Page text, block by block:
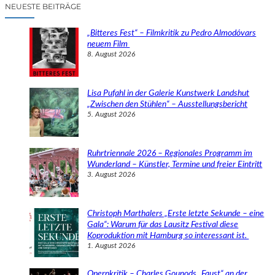
NEUESTE BEITRÄGE
„Bitteres Fest“ – Filmkritik zu Pedro Almodóvars
neuem Film
8. August 2026
Lisa Pufahl in der Galerie Kunstwerk Landshut
„Zwischen den Stühlen“ – Ausstellungsbericht
5. August 2026
Ruhrtriennale 2026 – Regionales Programm im
Wunderland – Künstler, Termine und freier Eintritt
3. August 2026
Christoph Marthalers „Erste letzte Sekunde – eine
Gala“: Warum für das Lausitz Festival diese
Koproduktion mit Hamburg so interessant ist.
1. August 2026